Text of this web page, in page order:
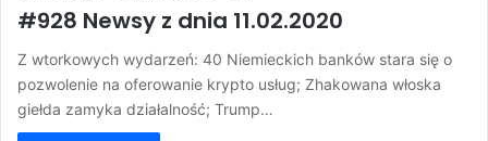
#928 Newsy z dnia 11.02.2020
Z wtorkowych wydarzeń: 40 Niemieckich banków stara się o
pozwolenie na oferowanie krypto usług; Zhakowana włoska
giełda zamyka działalność; Trump…